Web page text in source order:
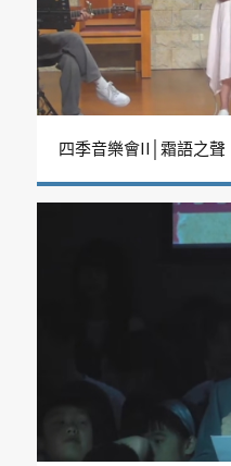
四季音樂會II│霜語之